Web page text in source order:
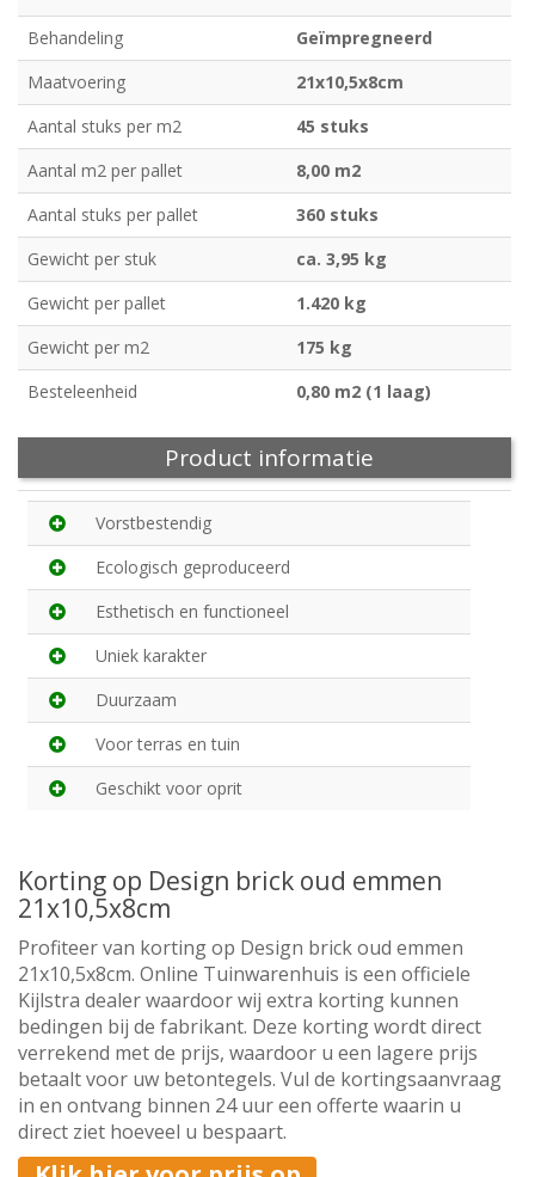
Behandeling
Geïmpregneerd
Maatvoering
21x10,5x8cm
Aantal stuks per m2
45 stuks
Aantal m2 per pallet
8,00 m2
Aantal stuks per pallet
360 stuks
Gewicht per stuk
ca. 3,95 kg
Gewicht per pallet
1.420 kg
Gewicht per m2
175 kg
Besteleenheid
0,80 m2 (1 laag)
Product informatie
Vorstbestendig
Ecologisch geproduceerd
Esthetisch en functioneel
Uniek karakter
Duurzaam
Voor terras en tuin
Geschikt voor oprit
Korting op Design brick oud emmen
21x10,5x8cm
Profiteer van korting op Design brick oud emmen
21x10,5x8cm. Online Tuinwarenhuis is een officiele
Kijlstra dealer waardoor wij extra korting kunnen
bedingen bij de fabrikant. Deze korting wordt direct
verrekend met de prijs, waardoor u een lagere prijs
betaalt voor uw betontegels. Vul de kortingsaanvraag
in en ontvang binnen 24 uur een offerte waarin u
direct ziet hoeveel u bespaart.